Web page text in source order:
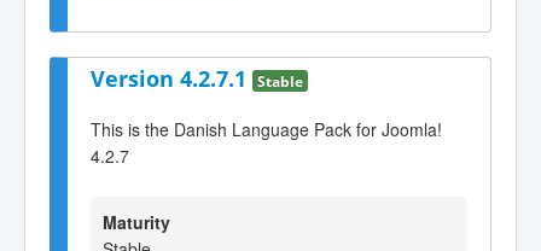
Version 4.2.7.1 Stable
This is the Danish Language Pack for Joomla!
4.2.7
Maturity